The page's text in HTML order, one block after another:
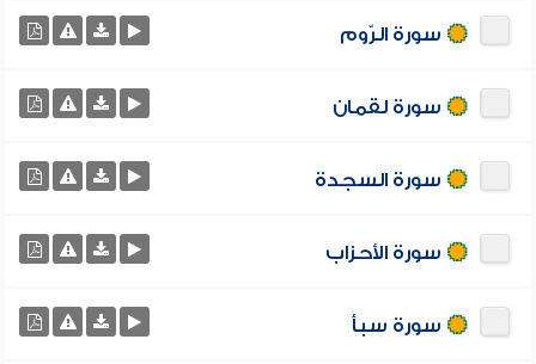
سورة الرّوم
سورة لقمان
سورة السجدة
سورة الأحزاب
سورة سبأ